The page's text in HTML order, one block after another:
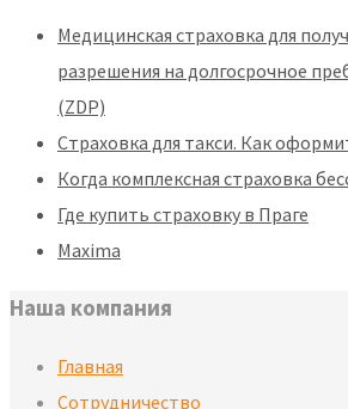
Медицинская страховка для
разрешения на долгосрочное
(ZDP)
Страховка для такси. Как
Когда комплексная страховка
Где купить страховку в Праге
Maxima
Наша компания
Главная
Сотрудничество